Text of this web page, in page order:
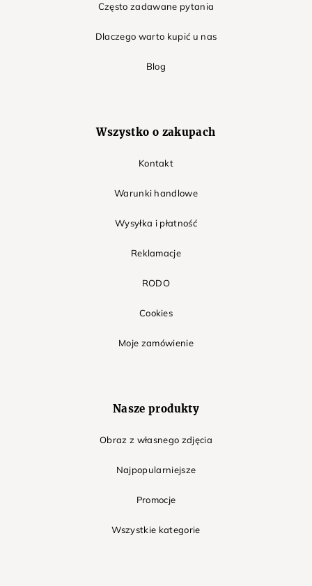
Często zadawane pytania
Dlaczego warto kupić u nas
Blog
Wszystko o zakupach
Kontakt
Warunki handlowe
Wysyłka i płatność
Reklamacje
RODO
Cookies
Moje zamówienie
Nasze produkty
Obraz z własnego zdjęcia
Najpopularniejsze
Promocje
Wszystkie kategorie